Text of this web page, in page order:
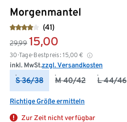
Morgenmantel
(41)
29,99 15,00
30-Tage-Bestpreis: 15,00 €
inkl. MwSt.zzgl. Versandkosten
S 36/38 M 40/42 L 44/46
Richtige Größe ermitteln
Zur Zeit nicht verfügbar